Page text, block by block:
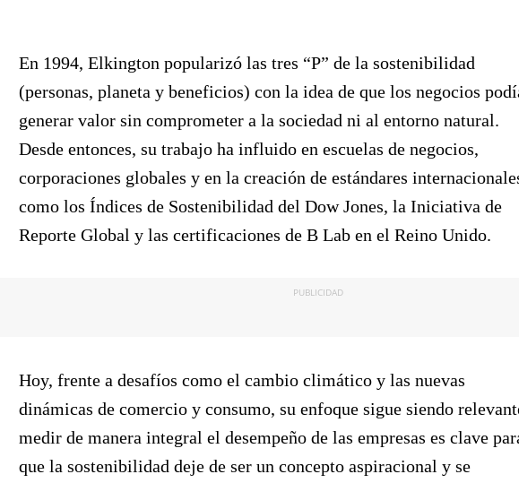
En 1994, Elkington popularizó las tres “P” de la sostenibilidad
(personas, planeta y beneficios) con la idea de que los negocios
generar valor sin comprometer a la sociedad ni al entorno natural.
Desde entonces, su trabajo ha influido en escuelas de negocios,
corporaciones globales y en la creación de estándares
como los Índices de Sostenibilidad del Dow Jones, la Iniciativa de
Reporte Global y las certificaciones de B Lab en el Reino Unido.
PUBLICIDAD
Hoy, frente a desafíos como el cambio climático y las nuevas
dinámicas de comercio y consumo, su enfoque sigue siendo
medir de manera integral el desempeño de las empresas es clave
que la sostenibilidad deje de ser un concepto aspiracional y se